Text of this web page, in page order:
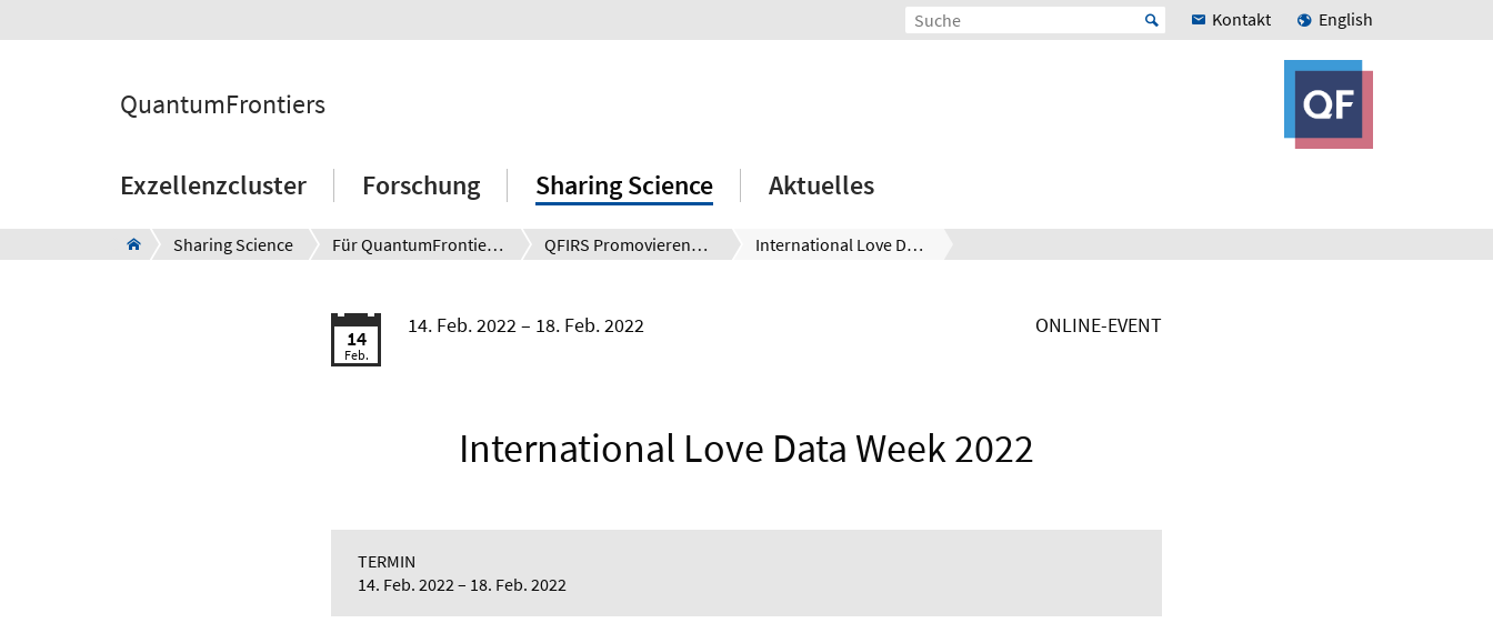
Kontakt English
QuantumFrontiers
Exzellenzcluster Forschung Sharing Science Aktuelles
Sharing Science Für QuantumFrontiers Nachwuchsforschende QFIRS Promovierendenprogramm International Love Data Week 2022
14
Feb.
14. Feb. 2022 18. Feb. 2022 ONLINE-EVENT
International Love Data Week 2022
TERMIN
14. Feb. 2022
18. Feb. 2022